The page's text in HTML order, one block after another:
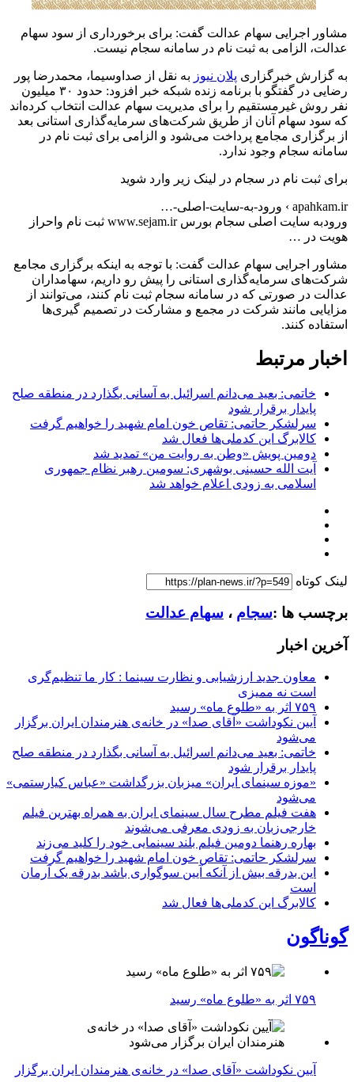
مشاور اجرایی سهام عدالت گفت: برای برخورداری از سود سهام
عدالت، الزامی به ثبت نام در سامانه سجام نیست.
‌به گزارش خبرگزاری پلان نیوز به نقل از صداوسیما، محمدرضا پور
رضایی در گفتگو با برنامه زنده شبکه خبر افزود: حدود ۳۰ میلیون
نفر روش غیرمستقیم را برای مدیریت سهام عدالت انتخاب کرده‌اند
که سود سهام آنان از طریق شرکت‌های سرمایه‌گذاری استانی بعد
از برگزاری مجامع پرداخت می‌شود و الزامی برای ثبت نام در
سامانه سجام وجود ندارد.
برای ثبت نام در سجام در لینک زیر وارد شوید
apahkam.ir › ورود-به-سایت-اصلی-…
ورودبه سایت اصلی سجام بورس www.sejam.ir ثبت نام واحراز
هویت در …
مشاور اجرایی سهام عدالت گفت: با توجه به اینکه برگزاری مجامع
شرکت‌های سرمایه‌گذاری استانی را پیش رو داریم، سهامداران
عدالت در صورتی که در سامانه سجام ثبت نام کنند، می‌توانند از
مزایایی مانند شرکت در مجمع و مشارکت در تصمیم گیری‌ها
استفاده کنند.
اخبار مرتبط
خاتمی: بعید می‌دانم اسرائیل به آسانی بگذارد در منطقه صلح
پایدار برقرار شود
سرلشکر حاتمی: تقاص خون امام شهید را خواهیم گرفت
کالابرگ این کدملی‌ها فعال شد
دومین پویش «وطن به روایت من» تمدید شد
آیت الله حسینی بوشهری: سومین رهبر نظام جمهوری
اسلامی به زودی اعلام خواهد شد
لینک کوتاه
برچسب ها :سجام ، سهام عدالت
آخرین اخبار
معاون جدید ارزشیابی و نظارت سینما : کار ما تنظیم‌گری
است نه ممیزی
۷۵۹ اثر به «طلوع ماه» رسید
آیین نکوداشت «آقای صدا» در خانه‌ی هنرمندان ایران برگزار
می‌شود
خاتمی: بعید می‌دانم اسرائیل به آسانی بگذارد در منطقه صلح
پایدار برقرار شود
«موزه سینمای ایران» میزبان بزرگداشت «عباس کیارستمی»
می‌شود
هفت فیلم مطرح سال سینمای ایران به همراه بهترین فیلم
خارجی‌زبان به زودی معرفی می‌شوند
بهاره رهنما دومین فیلم بلند سینمایی خود را کلید می‌زند
سرلشکر حاتمی: تقاص خون امام شهید را خواهیم گرفت
این بدرقه بیش از آنکه آیین سوگواری باشد بدرقه یک آرمان
است
کالابرگ این کدملی‌ها فعال شد
گوناگون
۷۵۹ اثر به «طلوع ماه» رسید
آیین نکوداشت «آقای صدا» در خانه‌ی هنرمندان ایران برگزار